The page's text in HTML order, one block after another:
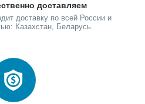
доставляем
доставку по всей России и
Казахстан, Беларусь.